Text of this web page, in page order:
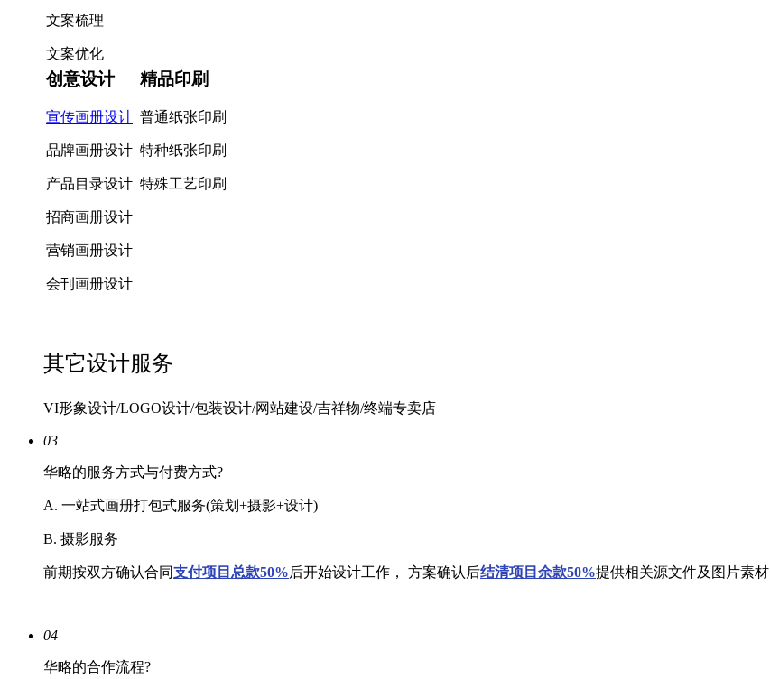
文案梳理
文案优化
创意设计
宣传画册设计
品牌画册设计
产品目录设计
招商画册设计
营销画册设计
会刊画册设计
精品印刷
普通纸张印刷
特种纸张印刷
特殊工艺印刷
其它设计服务
VI形象设计/LOGO设计/包装设计/网站建设/吉祥物/终端专卖店
03
华略的服务方式与付费方式?
A. 一站式画册打包式服务(策划+摄影+设计)
B. 摄影服务
前期按双方确认合同支付项目总款50%后开始设计工作， 方案确认后结清项目余款50%提供相关源文件及图片素材
04
华略的合作流程?